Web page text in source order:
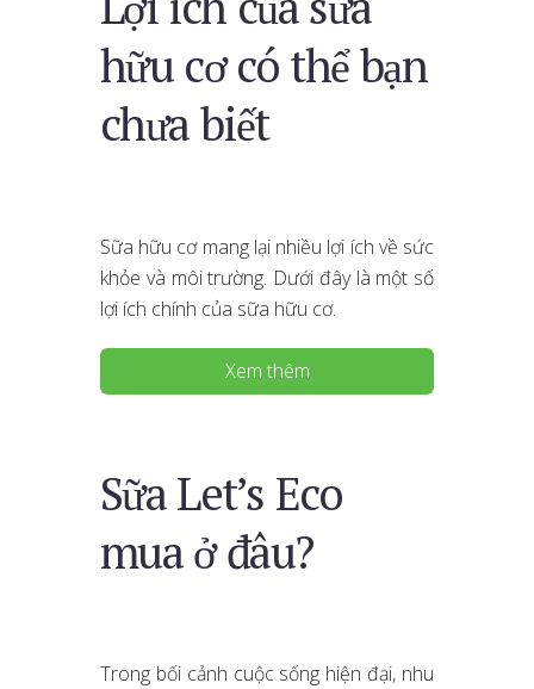
hữu cơ có thể bạn
chưa biết
Sữa hữu cơ mang lại nhiều lợi ích về sức
khỏe và môi trường. Dưới đây là một số
lợi ích chính của sữa hữu cơ.
Xem thêm
Sữa Let’s Eco
mua ở đâu?
Trong bối cảnh cuộc sống hiện đại, nhu